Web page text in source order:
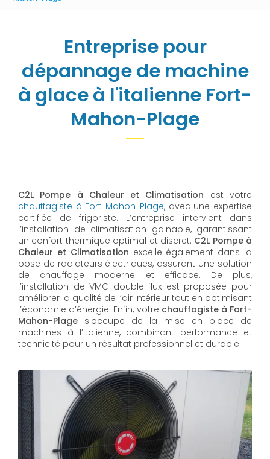
Entreprise pour
dépannage de machine
à glace à l'italienne Fort-
Mahon-Plage
C2L Pompe à Chaleur et Climatisation est votre
chauffagiste à Fort-Mahon-Plage, avec une expertise
certifiée de frigoriste. L’entreprise intervient dans
l’installation de climatisation gainable, garantissant
un confort thermique optimal et discret. C2L Pompe à
Chaleur et Climatisation excelle également dans la
pose de radiateurs électriques, assurant une solution
de chauffage moderne et efficace. De plus,
l’installation de VMC double-flux est proposée pour
améliorer la qualité de l’air intérieur tout en optimisant
l’économie d’énergie. Enfin, votre chauffagiste à Fort-
Mahon-Plage s'occupe de la mise en place de
machines à l’Italienne, combinant performance et
technicité pour un résultat professionnel et durable.